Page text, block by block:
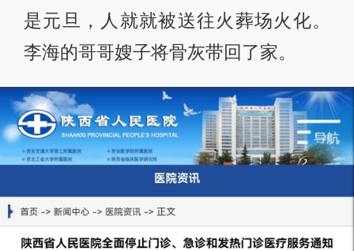
是元旦，人就就被送往火葬场火化。
李海的哥哥嫂子将骨灰带回了家。